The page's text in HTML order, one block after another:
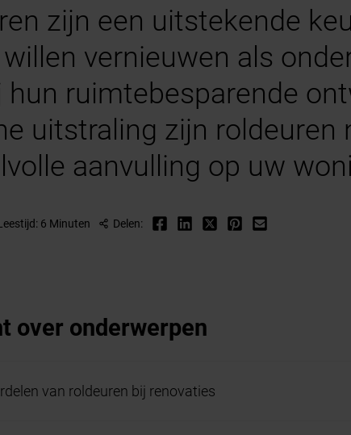
zijn een uitstekende
vernieuwen als
hun ruimtebesparende
uitstraling zijn roldeuren
aanvulling op uw
6 Minuten Delen:
over onderwerpen
van roldeuren bij renovaties